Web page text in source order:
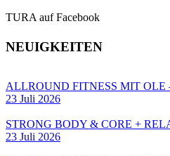
TURA auf Facebook
NEUIGKEITEN
ALLROUND FITNESS MIT OLE
23 Juli 2026
STRONG BODY & CORE +
23 Juli 2026